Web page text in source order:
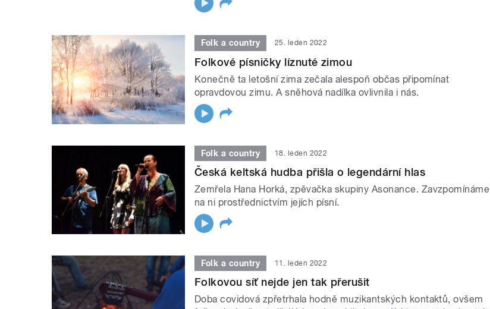
Folk a country 25. leden 2022
Folkové písničky líznuté zimou
Konečně ta letošní zima zečala alespoň občas připomínat
opravdovou zimu. A sněhová nadílka ovlivnila i nás.
Folk a country 18. leden 2022
Česká keltská hudba přišla o legendární hlas
Zemřela Hana Horká, zpěvačka skupiny Asonance. Zavzpomínáme
na ni prostřednictvím jejích písní.
Folk a country 11. leden 2022
Folkovou síť nejde jen tak přerušit
Doba covidová zpřetrhala hodně muzikantských kontaktů, ovšem